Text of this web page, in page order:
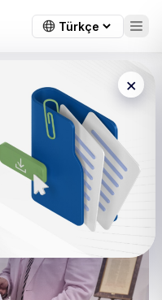
×
‘Ritim